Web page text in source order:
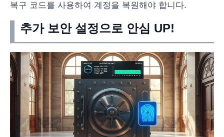
복구 코드를 사용하여 계정을 복원해야 합니다.
추가 보안 설정으로 안심 UP!